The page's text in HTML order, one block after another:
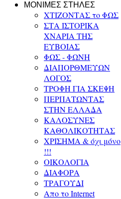
ΜΟΝΙΜΕΣ ΣΤΗΛΕΣ
ΧΤΙΖΟΝΤΑΣ το ΦΩΣ
ΣΤΑ ΙΣΤΟΡΙΚΑ
ΧΝΑΡΙΑ ΤΗΣ
ΕΥΒΟΙΑΣ
ΦΩΣ - ΦΩΝΗ
ΔΙΑΠΟΡΘΜΕΥΩΝ
ΛΟΓΟΣ
ΤΡΟΦΗ ΓΙΑ ΣΚΕΨΗ
ΠΕΡΠΑΤΩΝΤΑΣ
ΣΤΗΝ ΕΛΛΑΔΑ
ΚΑΛΟΣΥΝΕΣ
ΚΑΘΟΛΙΚΟΤΗΤΑΣ
ΧΡΙΣΗΜΑ & όχι μόνο
!!!
ΟΙΚΟΛΟΓΙΑ
ΔΙΑΦΟΡΑ
ΤΡΑΓΟΥΔΙ
Απο το Internet